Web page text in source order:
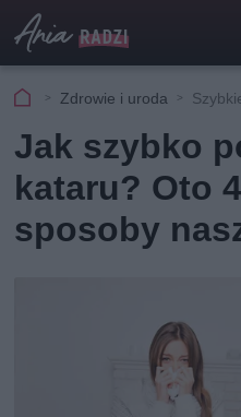
Zdrowie i uroda
Jak szybko
kataru? Oto
sposoby